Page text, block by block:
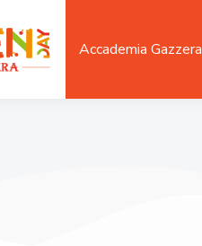
Accademia Gazzera